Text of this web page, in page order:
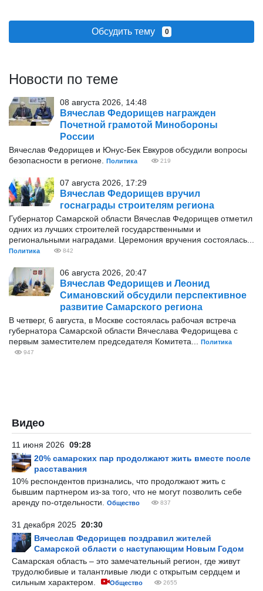
Обсудить тему 0
Новости по теме
08 августа 2026, 14:48
Вячеслав Федорищев награжден
Почетной грамотой Минобороны
России
Вячеслав Федорищев и Юнус-Бек Евкуров обсудили вопросы
безопасности в регионе.
Политика 219
07 августа 2026, 17:29
Вячеслав Федорищев вручил
госнаграды строителям региона
Губернатор Самарской области Вячеслав Федорищев отметил
одних из лучших строителей государственными и
региональными наградами. Церемония вручения состоялась...
Политика 842
06 августа 2026, 20:47
Вячеслав Федорищев и Леонид
Симановский обсудили перспективное
развитие Самарского региона
В четверг, 6 августа, в Москве состоялась рабочая встреча
губернатора Самарской области Вячеслава Федорищева с
первым заместителем председателя Комитета...
Политика
947
Видео
11 июня 2026 09:28
20% самарских пар продолжают жить вместе после
расставания
10% респондентов признались, что продолжают жить с
бывшим партнером из-за того, что не могут позволить себе
аренду по-отдельности.
Общество 837
31 декабря 2025 20:30
Вячеслав Федорищев поздравил жителей
Самарской области с наступающим Новым Годом
Самарская область – это замечательный регион, где живут
трудолюбивые и талантливые люди с открытым сердцем и
сильным характером.
Общество 2655